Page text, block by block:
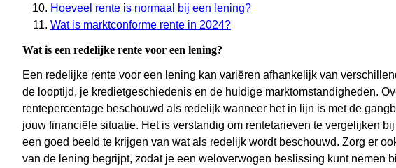
Hoeveel rente is normaal bij een lening?
Wat is marktconforme rente in 2024?
Wat is een redelijke rente voor een lening?
Een redelijke rente voor een lening kan variëren afhankelijk van
de looptijd, je kredietgeschiedenis en de huidige marktomstandigheden.
rentepercentage beschouwd als redelijk wanneer het in lijn is met de
jouw financiële situatie. Het is verstandig om rentetarieven te vergelijken
een goed beeld te krijgen van wat als redelijk wordt beschouwd. Zorg er
van de lening begrijpt, zodat je een weloverwogen beslissing kunt nemen